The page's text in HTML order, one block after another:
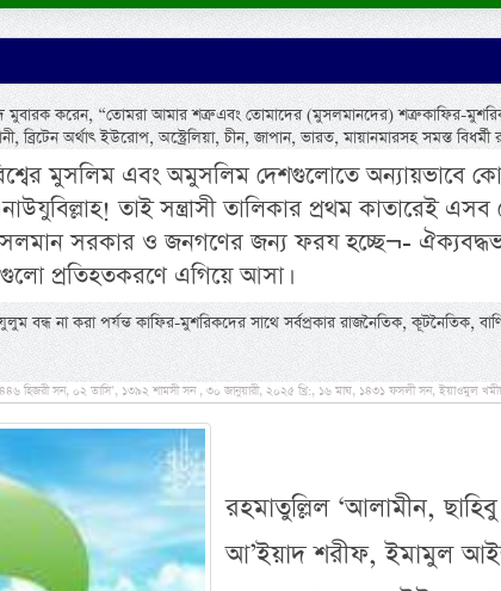
মুবারক করেন, “তোমরা আমার শত্রু এবং তোমাদের (মুসলমানদের) শত্রু কাফির-
ব্রিটেন অর্থাৎ ইউরোপ, অস্ট্রেলিয়া, চীন, জাপান, ভারত, মায়ানমারসহ সমস্ত
মুসলিম এবং অমুসলিম দেশগুলোতে অন্যায়ভাবে
তাই সন্ত্রাসী তালিকার প্রথম কাতারেই
সরকার ও জনগণের জন্য ফরয হচ্ছে¬-
গুলো প্রতিহতকরণে এগিয়ে আসা।
বন্ধ না করা পর্যন্ত কাফির-মুশরিকদের সাথে সর্বপ্রকার রাজনৈতিক, কূটনৈতিক,
হিজরী সন, ০২ তাসি’, ১৩৯২ শামসী সন , ৩০ জানুয়ারী, ২০২৫ খ্রি:, ১৬ মাঘ, ১৪৩১ ফসলী সন, ইয়াওমুল
রহমাতুল্লিল ‘আলামীন, ছাহিবু
আ’ইয়াদ শরীফ, ইমামুল